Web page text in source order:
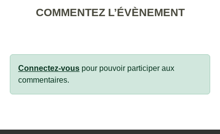
COMMENTEZ L’ÉVÈNEMENT
Connectez-vous pour pouvoir participer aux
commentaires.